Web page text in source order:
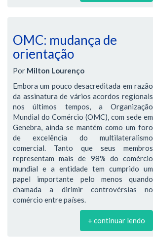
OMC: mudança de
orientação
Por Milton Lourenço
Embora um pouco desacreditada em razão
da assinatura de vários acordos regionais
nos últimos tempos, a Organização
Mundial do Comércio (OMC), com sede em
Genebra, ainda se mantém como um foro
de excelência do multilateralismo
comercial. Tanto que seus membros
representam mais de 98% do comércio
mundial e a entidade tem cumprido um
papel importante pelo menos quando
chamada a dirimir controvérsias no
comércio entre países.
+ continuar lendo